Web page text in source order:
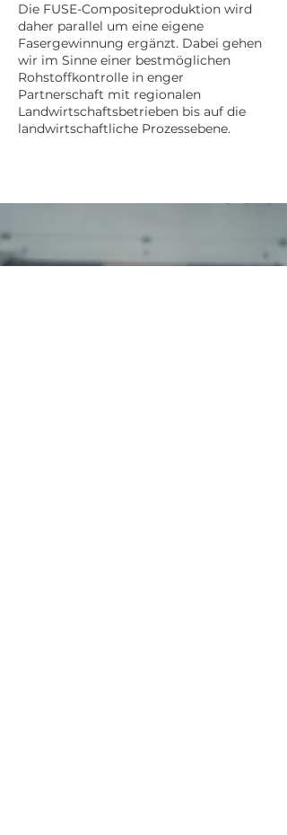
Die FUSE-Compositeproduktion wird
daher parallel um eine eigene
Fasergewinnung ergänzt. Dabei gehen
wir im Sinne einer bestmöglichen
Rohstoffkontrolle in enger
Partnerschaft mit regionalen
Landwirtschaftsbetrieben bis auf die
landwirtschaftliche Prozessebene.